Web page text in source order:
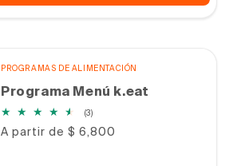
PROGRAMAS DE ALIMENTACIÓN
Programa Menú k.eat
(3)3
totales
Precio
A partir de $ 6,800